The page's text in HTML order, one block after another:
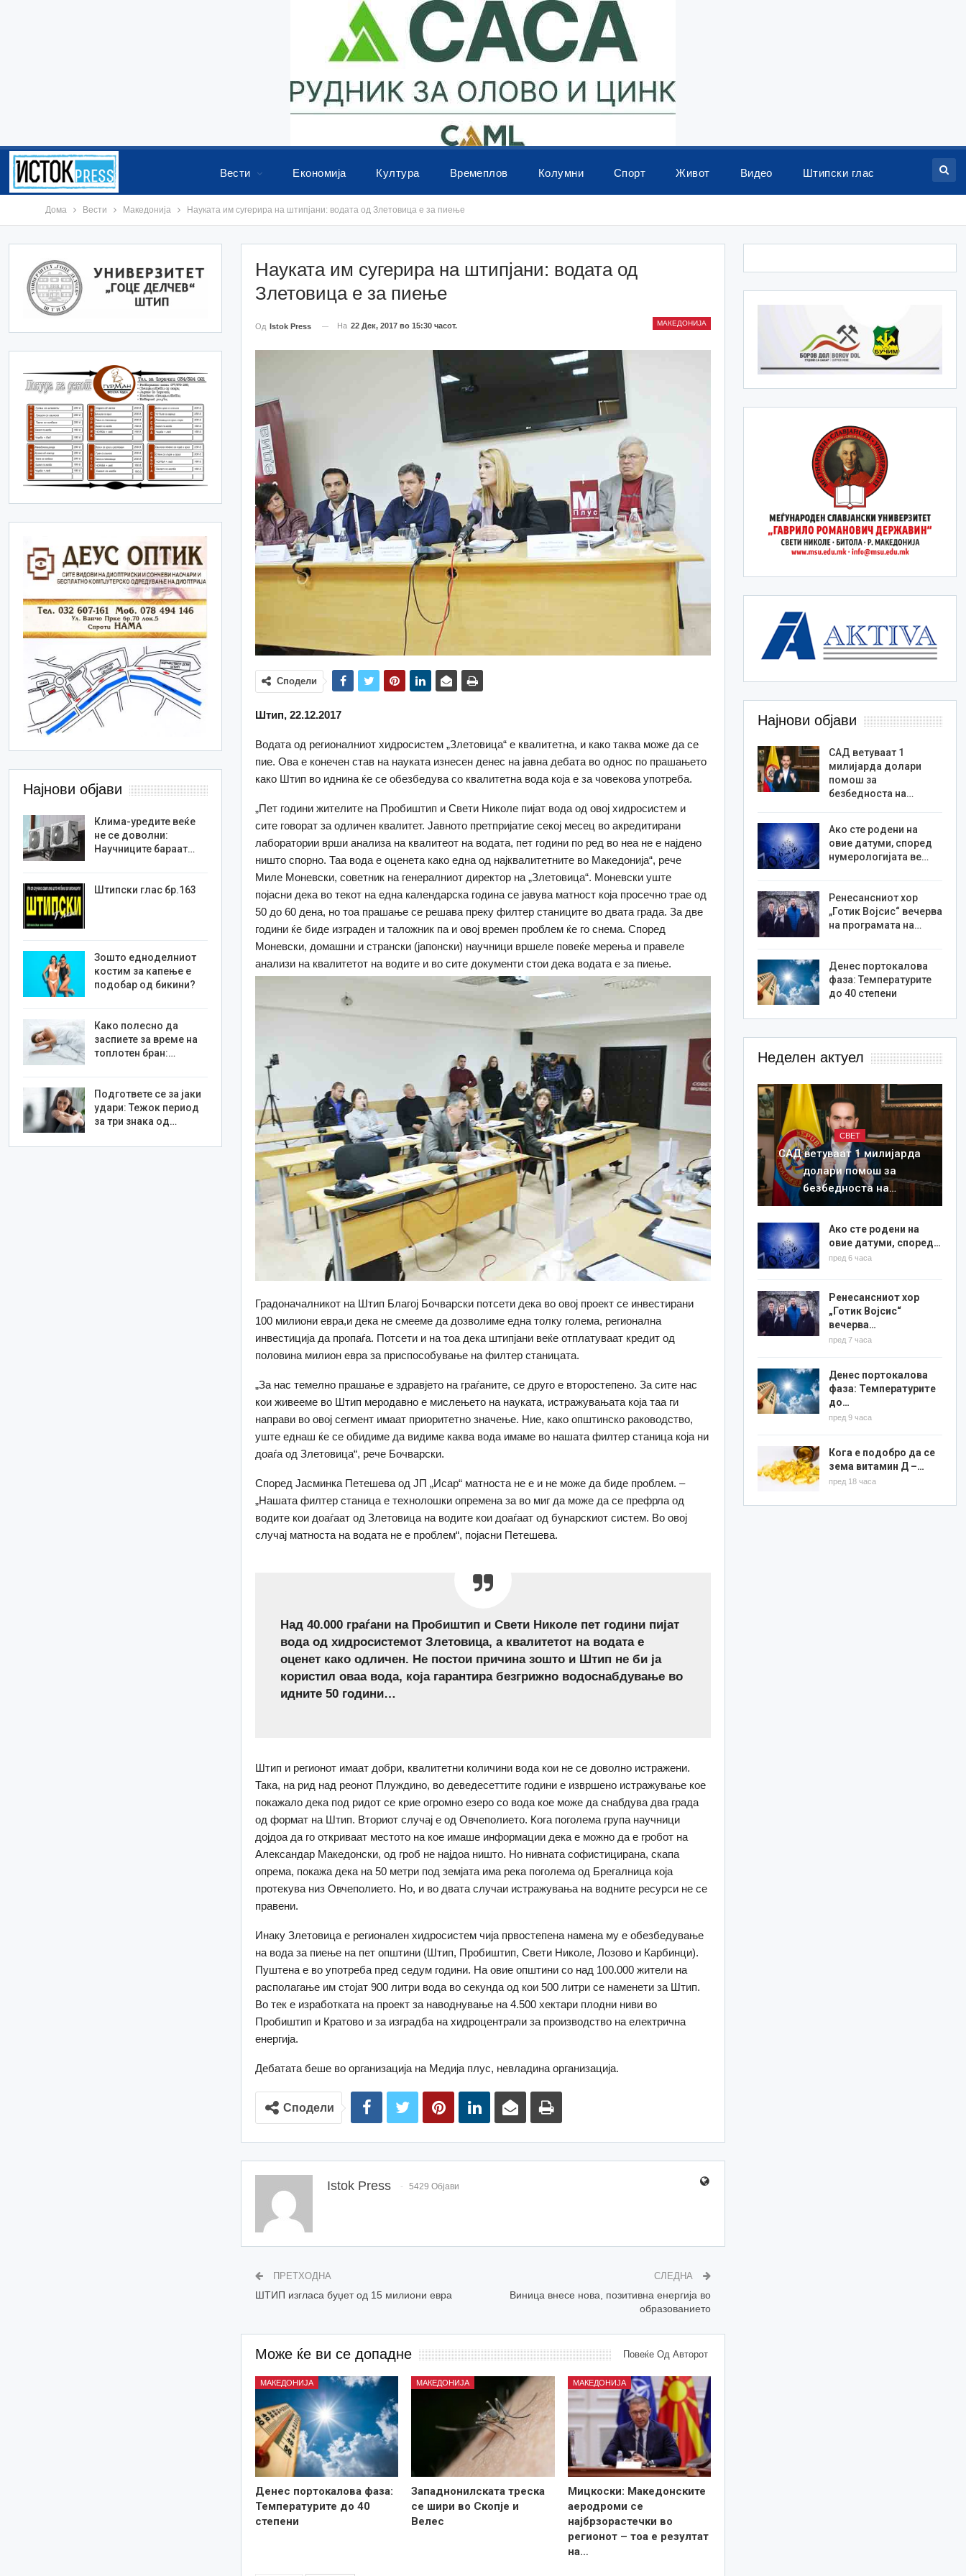
Вести Економија Култура Времеплов Колумни Спорт Живот Видео Штипски глас
Дома Вести Македонија Науката им сугерира на штипјани: водата од Злетовица е за пиење
Науката им сугерира на штипјани: водата од
Злетовица е за пиење
МАКЕДОНИЈА
Од Istok Press На 22 Дек, 2017 во 15:30 часот.
Сподели
Штип, 22.12.2017
Водата од регионалниот хидросистем „Злетовица“ е квалитетна, и како таква може да се
пие. Ова е конечен став на науката изнесен денес на јавна дебата во однос по прашањето
како Штип во иднина ќе се обезбедува со квалитетна вода која е за човекова употреба.
„Пет години жителите на Пробиштип и Свети Николе пијат вода од овој хидросистем и
сите говорат за одличен квалитет. Јавното претпријатие секој месец во акредитирани
лаборатории врши анализа на квалитеот на водата, пет години по ред во неа не е најдено
ништо спорно. Таа вода е оценета како една од најквалитетните во Македонија“, рече
Миле Моневски, советник на генералниот директор на „Злетовица“. Моневски уште
појасни дека во текот на една календарска година се јавува матност која просечно трае од
50 до 60 дена, но тоа прашање се решава преку филтер станиците во двата града. За две
години ќе биде изграден и таложник па и овој времен проблем ќе го снема. Според
Моневски, домашни и странски (јапонски) научници вршеле повеќе мерења и правеле
анализи на квалитетот на водите и во сите документи стои дека водата е за пиење.
Градоначалникот на Штип Благој Бочварски потсети дека во овој проект се инвестирани
100 милиони евра,и дека не смееме да дозволиме една толку голема, регионална
инвестиција да пропаѓа. Потсети и на тоа дека штипјани веќе отплатуваат кредит од
половина милион евра за приспособување на филтер станицата.
„За нас темелно прашање е здравјето на граѓаните, се друго е второстепено. За сите нас
кои живееме во Штип меродавно е мислењето на науката, истражувањата која таа ги
направи во овој сегмент имаат приоритетно значење. Ние, како општинско раководство,
уште еднаш ќе се обидиме да видиме каква вода имаме во нашата филтер станица која ни
доаѓа од Злетовица“, рече Бочварски.
Според Јасминка Петешева од ЈП „Исар“ матноста не е и не може да биде проблем. –
„Нашата филтер станица е технолошки опремена за во миг да може да се префрла од
водите кои доаѓаат од Злетовица на водите кои доаѓаат од бунарскиот систем. Во овој
случај матноста на водата не е проблем“, појасни Петешева.
Над 40.000 граѓани на Пробиштип и Свети Николе пет години пијат
вода од хидросистемот Злетовица, а квалитетот на водата е
оценет како одличен. Не постои причина зошто и Штип не би ја
користил оваа вода, која гарантира безгрижно водоснабдување во
идните 50 години…
Штип и регионот имаат добри, квалитетни количини вода кои не се доволно истражени.
Така, на рид над реонот Плуждино, во деведесеттите години е извршено истражување кое
покажало дека под ридот се крие огромно езеро со вода кое може да снабдува два града
од формат на Штип. Вториот случај е од Овчеполието. Кога поголема група научници
дојдоа да го откриваат местото на кое имаше информации дека е можно да е гробот на
Александар Македонски, од гроб не најдоа ништо. Но нивната софистицирана, скапа
опрема, покажа дека на 50 метри под земјата има река поголема од Брегалница која
протекува низ Овчеполието. Но, и во двата случаи истражувања на водните ресурси не се
правени.
Инаку Злетовица е регионален хидросистем чија првостепена намена му е обезбедување
на вода за пиење на пет општини (Штип, Пробиштип, Свети Николе, Лозово и Карбинци).
Пуштена е во употреба пред седум години. На овие општини со над 100.000 жители на
располагање им стојат 900 литри вода во секунда од кои 500 литри се наменети за Штип.
Во тек е изработката на проект за наводнување на 4.500 хектари плодни ниви во
Пробиштип и Кратово и за изградба на хидроцентрали за производство на електрична
енергија.
Дебатата беше во организација на Медија плус, невладина организација.
Сподели
Istok Press 5429 Објави
ПРЕТХОДНА
ШТИП изгласа буџет од 15 милиони евра
СЛЕДНА
Виница внесе нова, позитивна енергија во
образованието
Може ќе ви се допадне Повеќе Од Авторот
МАКЕДОНИЈА
Денес портокалова фаза:
Температурите до 40
степени
МАКЕДОНИЈА
Западнонилската треска
се шири во Скопје и
Велес
МАКЕДОНИЈА
Мицкоски: Македонските
аеродроми се
најбрзорастечки во
регионот – тоа е резултат
на…
Најнови објави
САД ветуваат 1
милијарда долари
помош за
безбедноста на…
Ако сте родени на
овие датуми, според
нумерологијата ве…
Ренесансниот хор
„Готик Војсис“ вечерва
на програмата на…
Денес портокалова
фаза: Температурите
до 40 степени
Неделен актуел
СВЕТ
САД ветуваат 1 милијарда
долари помош за
безбедноста на…
Ако сте родени на
овие датуми, според…
пред 6 часа
Ренесансниот хор
„Готик Војсис“
вечерва…
пред 7 часа
Денес портокалова
фаза: Температурите
до…
пред 9 часа
Кога е подобро да се
зема витамин Д –…
пред 18 часа
Најнови објави
Клима-уредите веќе
не се доволни:
Научниците бараат…
Штипски глас бр.163
Зошто едноделниот
костим за капење е
подобар од бикини?
Како полесно да
заспиете за време на
топлотен бран:…
Подгответе се за јаки
удари: Тежок период
за три знака од…